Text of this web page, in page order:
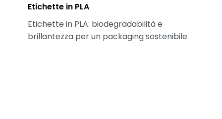
Etichette in PLA
Etichette in PLA: biodegradabilità e
brillantezza per un packaging sostenibile.